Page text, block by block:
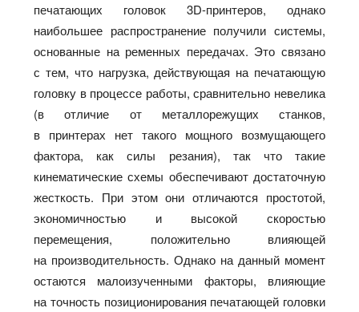
печатающих головок 3D-принтеров, однако
наибольшее распространение получили системы,
основанные на ременных передачах. Это связано
с тем, что нагрузка, действующая на печатающую
головку в процессе работы, сравнительно невелика
(в отличие от металлорежущих станков,
в принтерах нет такого мощного возмущающего
фактора, как силы резания), так что такие
кинематические схемы обеспечивают достаточную
жесткость. При этом они отличаются простотой,
экономичностью и высокой скоростью
перемещения, положительно влияющей
на производительность. Однако на данный момент
остаются малоизученными факторы, влияющие
на точность позиционирования печатающей головки